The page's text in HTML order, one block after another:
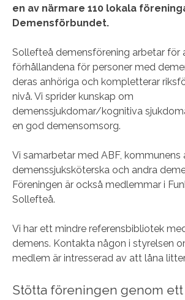
en av närmare 110 lokala
Demensförbundet.
Sollefteå demensförening arbetar
förhållandena för personer med
deras anhöriga och kompletterar
nivå. Vi sprider kunskap om
demenssjukdomar/kognitiva
en god demensomsorg.
Vi samarbetar med ABF, kommunens
demenssjuksköterska och andra
Föreningen är också medlemmar i
Sollefteå.
Vi har ett mindre referensbibliotek
demens. Kontakta någon i styrelsen
medlem är intresserad av att låna
Stötta föreningen genom ett